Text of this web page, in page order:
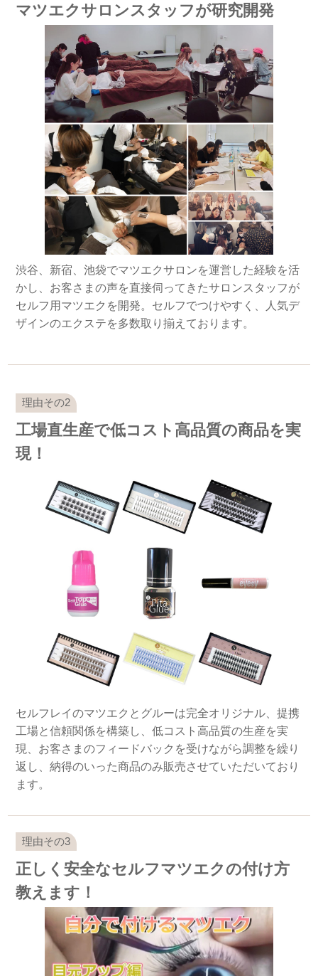
マツエクサロンスタッフが研究開発
渋谷、新宿、池袋でマツエクサロンを運営した経験を活
かし、お客さまの声を直接伺ってきたサロンスタッフが
セルフ用マツエクを開発。セルフでつけやすく、人気デ
ザインのエクステを多数取り揃えております。
工場直生産で低コスト高品質の商品を実
現！
セルフレイのマツエクとグルーは完全オリジナル、提携
工場と信頼関係を構築し、低コスト高品質の生産を実
現、お客さまのフィードバックを受けながら調整を繰り
返し、納得のいった商品のみ販売させていただいており
ます。
正しく安全なセルフマツエクの付け方
教えます！